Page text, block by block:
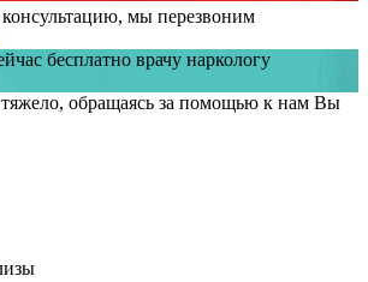
консультацию, мы перезвоним
бесплатно врачу наркологу
обращаясь за помощью к нам Вы